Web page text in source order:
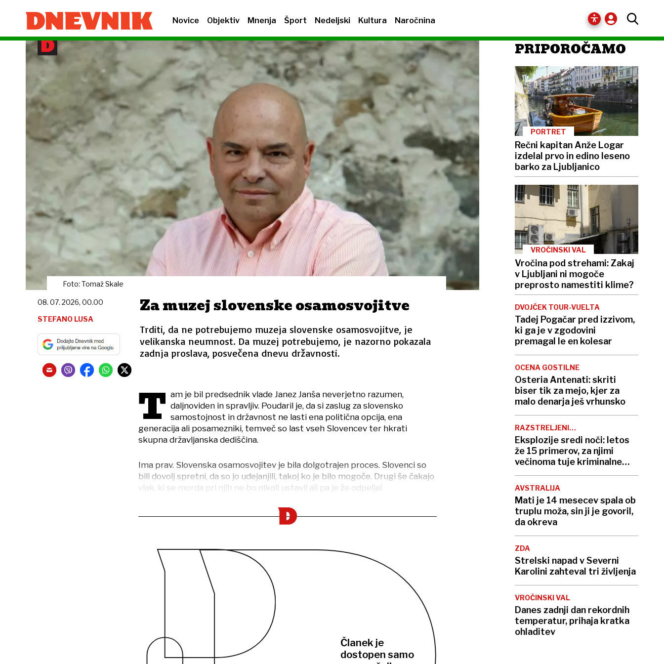
Novice Objektiv Mnenja Šport Nedeljski Kultura Naročnina
Foto: Tomaž Skale
Za muzej slovenske osamosvojitve
Trditi, da ne potrebujemo muzeja slovenske osamosvojitve, je
velikanska neumnost. Da muzej potrebujemo, je nazorno pokazala
zadnja proslava, posvečena dnevu državnosti.
08. 07. 2026, 00.00
STEFANO LUSA
T am je bil predsednik vlade Janez Janša neverjetno razumen,
daljnoviden in spravljiv. Poudaril je, da si zaslug za slovensko
samostojnost in državnost ne lasti ena politična opcija, ena
generacija ali posamezniki, temveč so last vseh Slovencev ter hkrati
skupna državljanska dediščina.
Ima prav. Slovenska osamosvojitev je bila dolgotrajen proces. Slovenci so
bili dovolj spretni, da so jo udejanjili, takoj ko je bilo mogoče. Drugi še čakajo
vlak, ki se morda pri njih ne bo nikoli ustavil ali pa je že odpeljal.
Članek je
dostopen samo
PRIPOROČAMO
PORTRET
Rečni kapitan Anže Logar
izdelal prvo in edino leseno
barko za Ljubljanico
VROČINSKI VAL
Vročina pod strehami: Zakaj
v Ljubljani ni mogoče
preprosto namestiti klime?
DVOJČEK TOUR-VUELTA
Tadej Pogačar pred izzivom,
ki ga je v zgodovini
premagal le en kolesar
OCENA GOSTILNE
Osteria Antenati: skriti
biser tik za mejo, kjer za
malo denarja ješ vrhunsko
RAZSTRELJENI
BANKOMATI
Eksplozije sredi noči: letos
že 15 primerov, za njimi
večinoma tuje kriminalne
združbe
AVSTRALIJA
Mati je 14 mesecev spala ob
truplu moža, sin ji je govoril,
da okreva
ZDA
Strelski napad v Severni
Karolini zahteval tri življenja
VROČINSKI VAL
Danes zadnji dan rekordnih
temperatur, prihaja kratka
ohladitev